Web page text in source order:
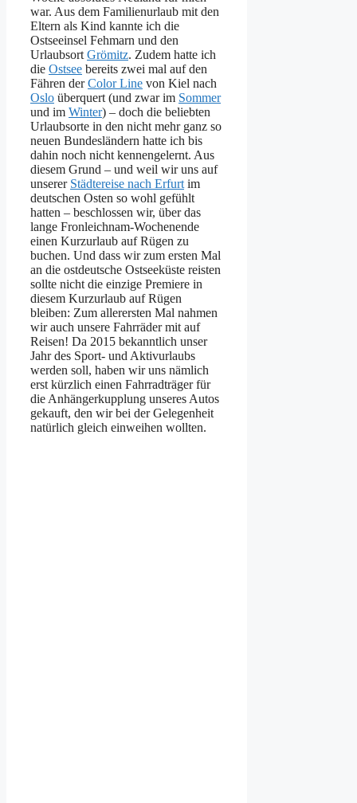
war. Aus dem Familienurlaub mit den
Eltern als Kind kannte ich die
Ostseeinsel Fehmarn und den
Urlaubsort Grömitz. Zudem hatte ich
die Ostsee bereits zwei mal auf den
Fähren derColor Line von Kiel nach
Oslo überquert (und zwar im Sommer
und im Winter) – doch die beliebten
Urlaubsorte in den nicht mehr ganz so
neuen Bundesländern hatte ich bis
dahin noch nicht kennengelernt. Aus
diesem Grund – und weil wir uns auf
unserer Städtereise nach Erfurt im
deutschen Osten so wohl gefühlt
hatten – beschlossen wir, über das
lange Fronleichnam-Wochenende
einen Kurzurlaub auf Rügen zu
buchen. Und dass wir zum ersten Mal
an die ostdeutsche Ostseeküste reisten
sollte nicht die einzige Premiere in
diesem Kurzurlaub auf Rügen
bleiben: Zum allerersten Mal nahmen
wir auch unsere Fahrräder mit auf
Reisen! Da 2015 bekanntlich unser
Jahr des Sport- und Aktivurlaubs
werden soll, haben wir uns nämlich
erst kürzlich einen Fahrradträger für
die Anhängerkupplung unseres Autos
gekauft, den wir bei der Gelegenheit
natürlich gleich einweihen wollten.